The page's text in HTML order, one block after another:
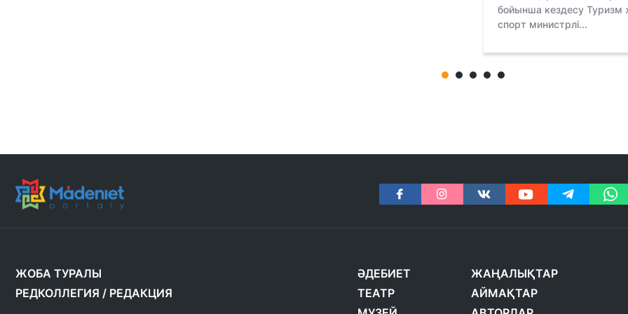
бойынша кездесу Туризм
спорт министрлі...
ЖОБА ТУРАЛЫ
РЕДКОЛЛЕГИЯ / РЕДАКЦИЯ
ӘДЕБИЕТ
ТЕАТР
ЖАҢАЛЫҚТАР
АЙМАҚТАР